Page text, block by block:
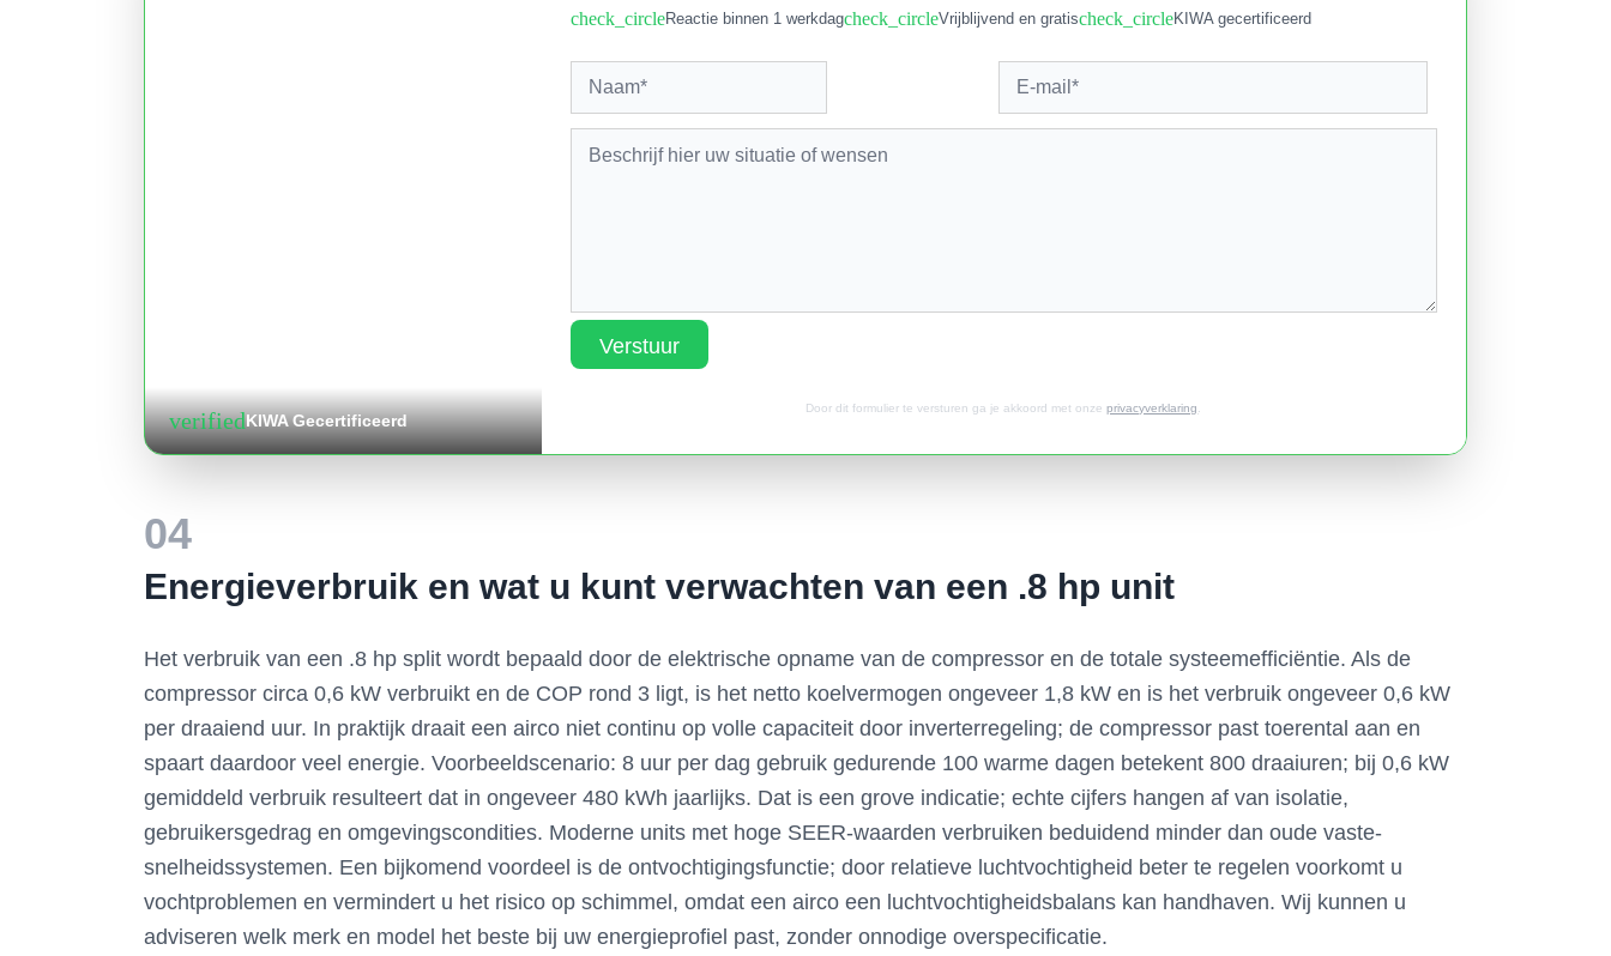
verifiedKIWA Gecertificeerd
check_circleReactie binnen 1 werkdagcheck_circleVrijblijvend en gratischeck_circleKIWA gecertificeerd
Verstuur
Door dit formulier te versturen ga je akkoord met onzeprivacyverklaring
04
Energieverbruik en wat u kunt verwachten van een .8 hp unit
Het verbruik van een .8 hp split wordt bepaald door de elektrische opname van de compressor en de totale systeemefficiëntie. Als de
compressor circa 0,6 kW verbruikt en de COP rond 3 ligt, is het netto koelvermogen ongeveer 1,8 kW en is het verbruik ongeveer 0,6 kW
per draaiend uur. In praktijk draait een airco niet continu op volle capaciteit door inverterregeling; de compressor past toerental aan en
spaart daardoor veel energie. Voorbeeldscenario: 8 uur per dag gebruik gedurende 100 warme dagen betekent 800 draaiuren; bij 0,6 kW
gemiddeld verbruik resulteert dat in ongeveer 480 kWh jaarlijks. Dat is een grove indicatie; echte cijfers hangen af van isolatie,
gebruikersgedrag en omgevingscondities. Moderne units met hoge SEER-waarden verbruiken beduidend minder dan oude vaste-
snelheidssystemen. Een bijkomend voordeel is de ontvochtigingsfunctie; door relatieve luchtvochtigheid beter te regelen voorkomt u
vochtproblemen en vermindert u het risico op schimmel, omdat een airco een luchtvochtigheidsbalans kan handhaven. Wij kunnen u
adviseren welk merk en model het beste bij uw energieprofiel past, zonder onnodige overspecificatie.